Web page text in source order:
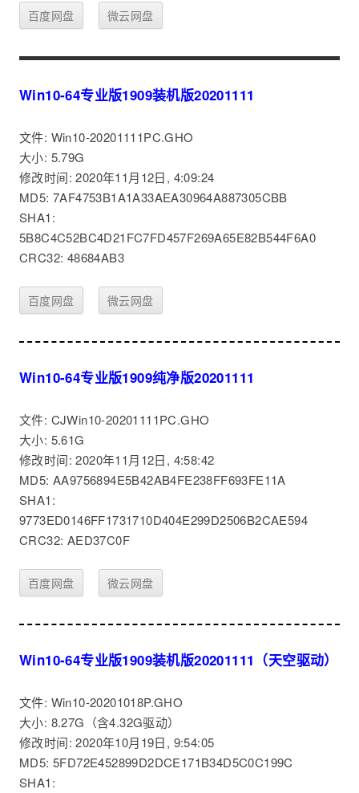
百度网盘 微云网盘
Win10-64专业版1909装机版20201111
文件: Win10-20201111PC.GHO
大小: 5.79G
修改时间: 2020年11月12日, 4:09:24
MD5: 7AF4753B1A1A33AEA30964A887305CBB
SHA1:
5B8C4C52BC4D21FC7FD457F269A65E82B544F6A0
CRC32: 48684AB3
百度网盘 微云网盘
Win10-64专业版1909纯净版20201111
文件: CJWin10-20201111PC.GHO
大小: 5.61G
修改时间: 2020年11月12日, 4:58:42
MD5: AA9756894E5B42AB4FE238FF693FE11A
SHA1:
9773ED0146FF1731710D404E299D2506B2CAE594
CRC32: AED37C0F
百度网盘 微云网盘
Win10-64专业版1909装机版20201111（天空驱动）
文件: Win10-20201018P.GHO
大小: 8.27G（含4.32G驱动）
修改时间: 2020年10月19日, 9:54:05
MD5: 5FD72E452899D2DCE171B34D5C0C199C
SHA1: